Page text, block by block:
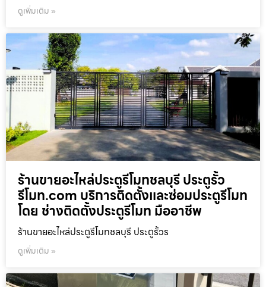
ดูเพิ่มเติม »
ร้านขายอะไหล่ประตูรีโมทชลบุรี ประตูรั้ว
รีโมท.com บริการติดตั้งและซ่อมประตูรีโมท
โดย ช่างติดตั้งประตูรีโมท มืออาชีพ
ร้านขายอะไหล่ประตูรีโมทชลบุรี ประตูรั้วร
ดูเพิ่มเติม »